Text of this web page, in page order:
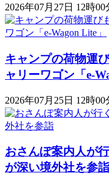
2026年07月27日 12時00
キャンプの荷物運
ャリーワゴン「​​e-
2026年07月25日 12時00
おさんぽ案内人が
が深い境外社を参詣